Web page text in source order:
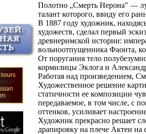
Полотно „Смерть Нерона" —
талант которого, ввиду его
В 1887 году художник,
художеств, сделал первый
древнеримской истории:
вольноотпущенника Фаонта,
От поругания тело
кормилицы Эклога и
Работая над произведением,
Художественное решение
статичности ее композиции
передаваемое, в том числе, с
оттенков, усиливает
Художник прекрасно решает
драпировку на плече Актеи